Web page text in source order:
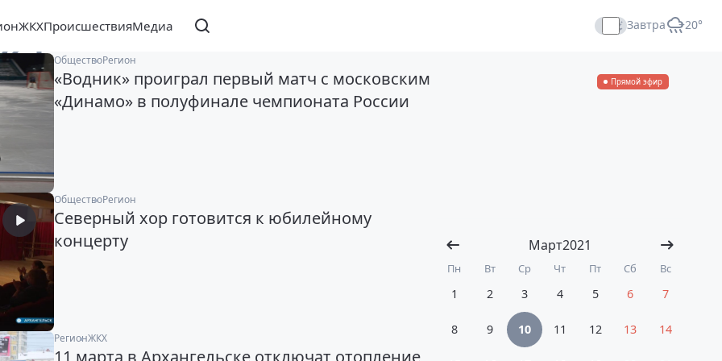
ЖКХПроисшествияМедиа Завтра +20°
ОбществоРегион
«Водник» проиграл первый матч с московским
«Динамо» в полуфинале чемпионата России
ОбществоРегион
Северный хор готовится к юбилейному
концерту
РегионЖКХ
11 марта в Архангельске отключат отопление
Прямой эфир
Март2021
Пн Вт Ср Чт Пт Сб Вс
1 2 3 4 5 6 7
8 9 10 11 12 13 14